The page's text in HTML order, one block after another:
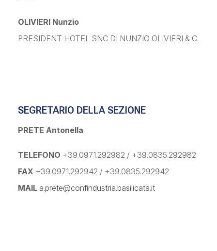
OLIVIERI Nunzio
PRESIDENT HOTEL SNC DI NUNZIO OLIVIERI & C.
SEGRETARIO DELLA SEZIONE
PRETE Antonella
TELEFONO +39.0971.292982 / +39.0835.292982
FAX +39.0971.292942 / +39.0835.292942
MAIL a.prete@confindustria.basilicata.it